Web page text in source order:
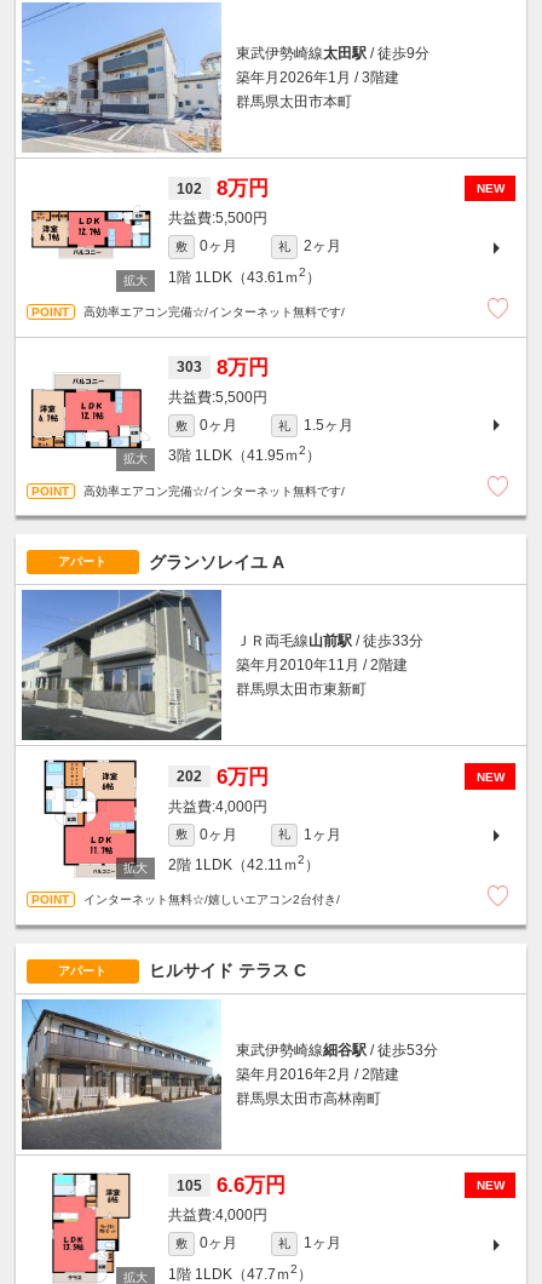
東武伊勢崎線太田駅 / 徒歩9分
築年月2026年1月 / 3階建
群馬県太田市本町
NEW
102 8万円
5,500円
敷 0ヶ月 礼
2ヶ月
1階 1LDK（43.61ｍ2 ）
高効率エアコン完備☆/インターネット無料です/
303 8万円
5,500円
敷 0ヶ月 礼
1.5ヶ月
3階 1LDK（41.95ｍ2 ）
高効率エアコン完備☆/インターネット無料です/
アパート グランソレイユ A
ＪＲ両毛線山前駅 / 徒歩33分
築年月2010年11月 / 2階建
群馬県太田市東新町
NEW
202 6万円
4,000円
敷 0ヶ月 礼
1ヶ月
2階 1LDK（42.11ｍ2 ）
インターネット無料☆/嬉しいエアコン2台付き/
アパート ヒルサイド テラス C
東武伊勢崎線細谷駅 / 徒歩53分
築年月2016年2月 / 2階建
群馬県太田市高林南町
NEW
105 6.6万円
4,000円
敷 0ヶ月 礼
1ヶ月
1階 1LDK（47.7ｍ2 ）